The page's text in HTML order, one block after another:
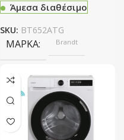
Άμεσα διαθέσιμο
SKU: BT652ATG
ΜΆΡΚΑ Brandt